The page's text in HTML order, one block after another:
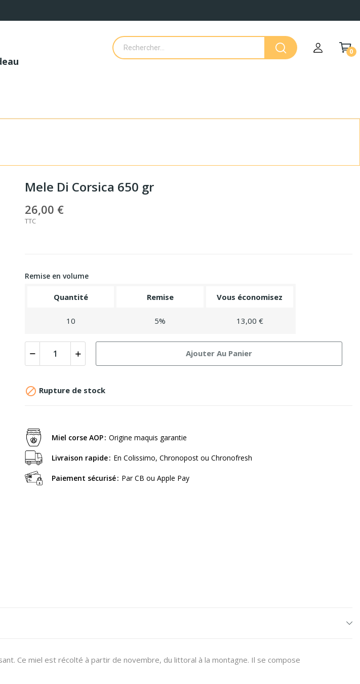
0
Mele Di Corsica 650 gr
26,00 €
TTC
Remise en volume
Quantité Remise Vous économisez
10 5% 13,00 €
Ajouter Au Panier
 Rupture de stock
Miel corse AOP Origine maquis garantie
Livraison rapide En Colissimo, Chronopost ou Chronofresh
Paiement sécurisé Par CB ou Apple Pay
Ce miel est récolté à partir de novembre, du littoral à la montagne. Il se compose